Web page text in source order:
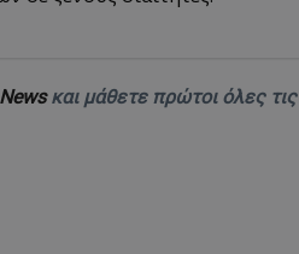
και μάθετε πρώτοι όλες τις